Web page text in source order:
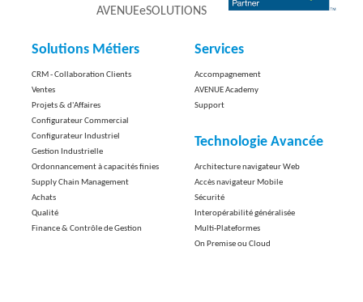
AVENUEeSOLUTIONS
Solutions Métiers
CRM - Collaboration Clients
Ventes
Projets & d'Affaires
Configurateur Commercial
Configurateur Industriel
Gestion Industrielle
Ordonnancement à capacités finies
Supply Chain Management
Achats
Qualité
Finance & Contrôle de Gestion
Services
Accompagnement
AVENUE Academy
Support
Technologie Avancée
Architecture navigateur Web
Accès navigateur Mobile
Sécurité
Interopérabilité généralisée
Multi-Plateformes
On Premise ou Cloud